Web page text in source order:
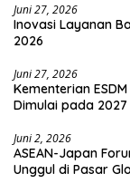
Juni 27, 2026
Inovasi Layanan
2026
Juni 27, 2026
Kementerian
Dimulai pada 2027
Juni 2, 2026
ASEAN-Japan
Unggul di Pasar